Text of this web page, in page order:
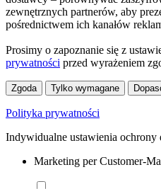
zewnętrznych partnerów, aby
pośrednictwem ich kanałów
Prosimy o zapoznanie się z
prywatności przed wyrażeniem
Zgoda Tylko wymagane
Polityka prywatności
Indywidualne ustawienia ochrony
Marketing per Customer-